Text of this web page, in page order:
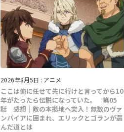
2026年8月5日 : アニメ
ここは俺に任せて先に行けと言ってから10
年がたったら伝説になっていた。 第05
話 感想｜敵の本拠地へ突入！無数のヴァ
ンパイアに囲まれ、エリックとゴランが選
んだ道とは